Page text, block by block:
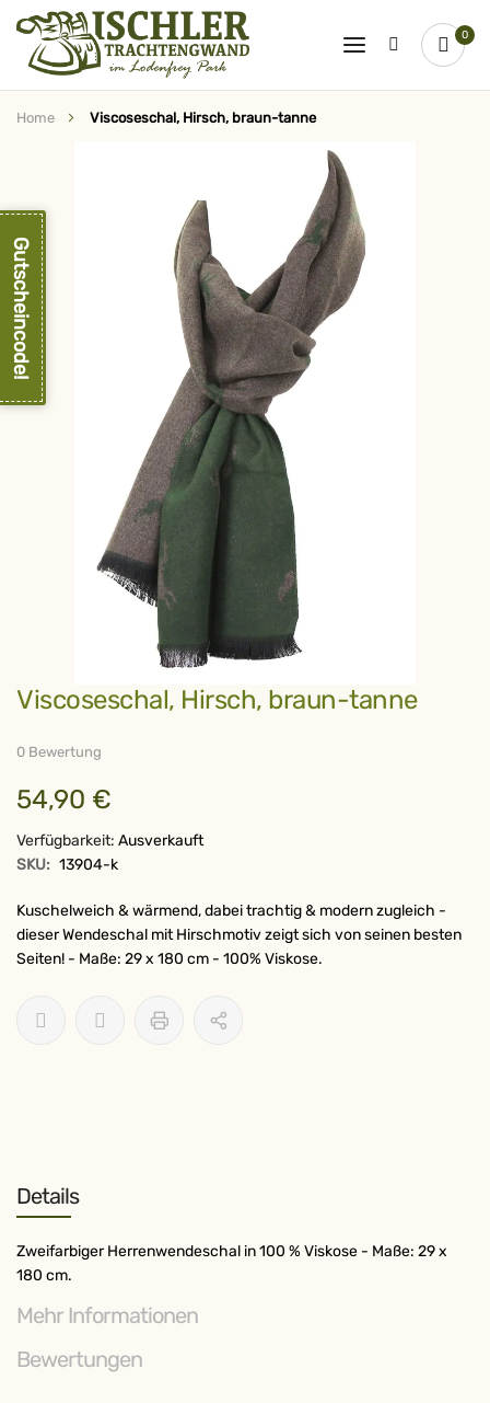
0
Home Viscoseschal, Hirsch, braun-tanne
springen
Zum
Anfang
springen
Viscoseschal, Hirsch, braun-tanne
0 Bewertung
54,90 €
Verfügbarkeit: Ausverkauft
SKU: 13904-k
Kuschelweich & wärmend, dabei trachtig & modern zugleich -
dieser Wendeschal mit Hirschmotiv zeigt sich von seinen besten
Seiten! - Maße: 29 x 180 cm - 100% Viskose.
Details
Zweifarbiger Herrenwendeschal in 100 % Viskose - Maße: 29 x
180 cm.
Mehr Informationen
Bewertungen
Gutscheincode!